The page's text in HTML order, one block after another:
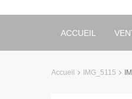
ACCUEIL
Accueil IMG_5115